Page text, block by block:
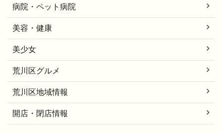
病院・ペット病院
美容・健康
美少女
荒川区グルメ
荒川区地域情報
開店・閉店情報